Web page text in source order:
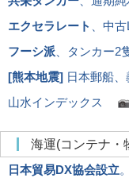
エクセラレート
、中
フーシ派 、タンカー
[熊本地震] 日本郵船
山水インデックス
海運(コンテナ
日本貿易DX協会設立